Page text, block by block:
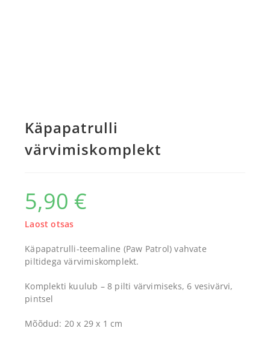
Käpapatrulli
värvimiskomplekt
5,90 €
Laost otsas
Käpapatrulli-teemaline (Paw Patrol) vahvate
piltidega värvimiskomplekt.
Komplekti kuulub – 8 pilti värvimiseks, 6 vesivärvi,
pintsel
Mõõdud: 20 x 29 x 1 cm